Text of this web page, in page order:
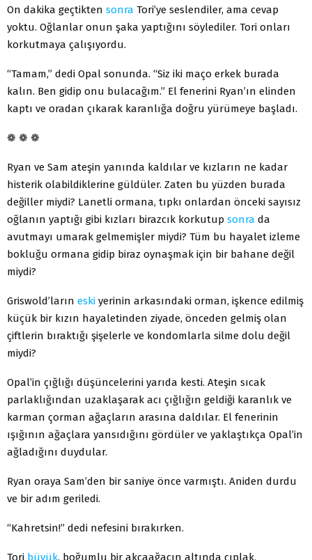
On dakika geçtikten sonra Tori’ye seslendiler, ama cevap
yoktu. Oğlanlar onun şaka yaptığını söylediler. Tori onları
korkutmaya çalışıyordu.
“Tamam,” dedi Opal sonunda. “Siz iki maço erkek burada
kalın. Ben gidip onu bulacağım.” El fenerini Ryan’ın elinden
kaptı ve oradan çıkarak karanlığa doğru yürümeye başladı.
❁ ❁ ❁
Ryan ve Sam ateşin yanında kaldılar ve kızların ne kadar
histerik olabildiklerine güldüler. Zaten bu yüzden burada
değiller miydi? Lanetli ormana, tıpkı onlardan önceki sayısız
oğlanın yaptığı gibi kızları birazcık korkutup sonra da
avutmayı umarak gelmemişler miydi? Tüm bu hayalet izleme
bokluğu ormana gidip biraz oynaşmak için bir bahane değil
miydi?
Griswold’ların eski yerinin arkasındaki orman, işkence edilmiş
küçük bir kızın hayaletinden ziyade, önceden gelmiş olan
çiftlerin bıraktığı şişelerle ve kondomlarla silme dolu değil
miydi?
Opal’in çığlığı düşüncelerini yarıda kesti. Ateşin sıcak
parlaklığından uzaklaşarak acı çığlığın geldiği karanlık ve
karman çorman ağaçların arasına daldılar. El fenerinin
ışığının ağaçlara yansıdığını gördüler ve yaklaştıkça Opal’in
ağladığını duydular.
Ryan oraya Sam’den bir saniye önce varmıştı. Aniden durdu
ve bir adım geriledi.
“Kahretsin!” dedi nefesini bırakırken.
Tori büyük, boğumlu bir akçaağacın altında çıplak,